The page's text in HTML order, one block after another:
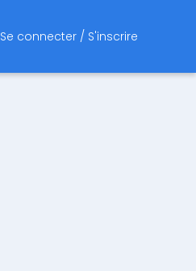
Se connecter / S'inscrire